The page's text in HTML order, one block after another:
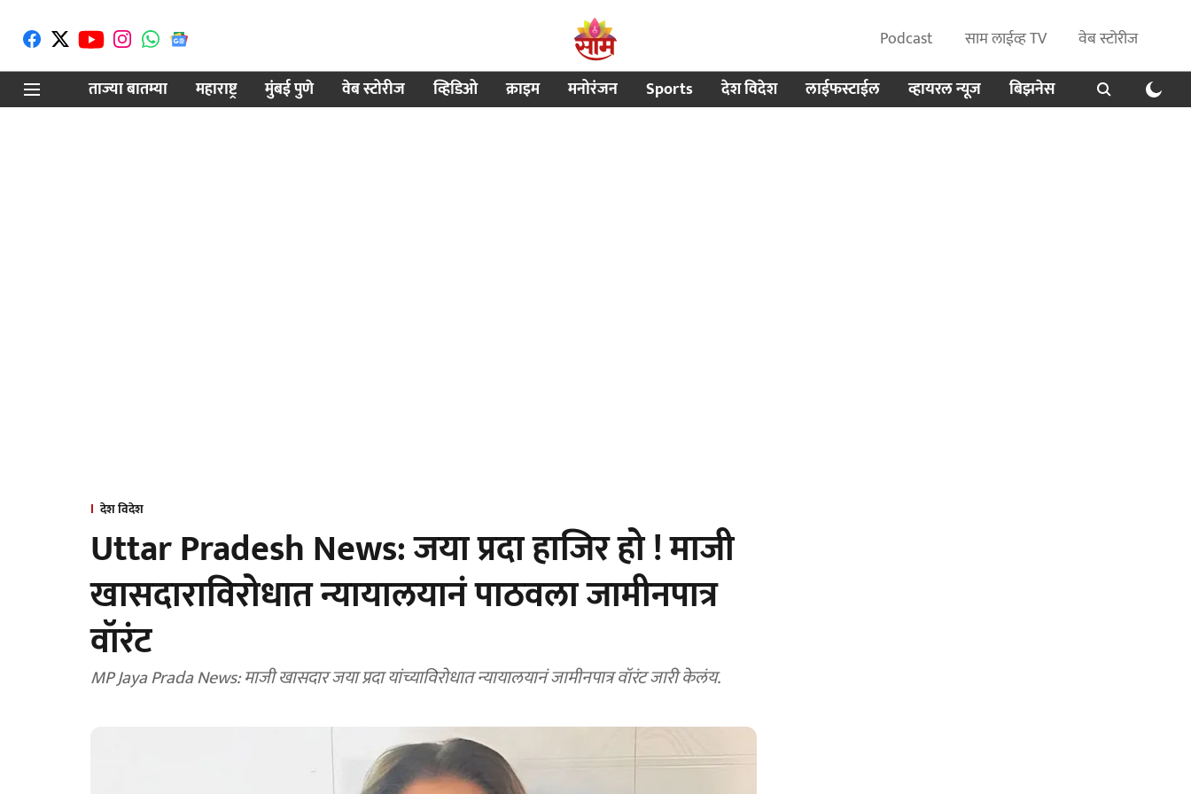
Podcast साम लाईव्ह TV
वेब स्टोरीज
ताज्या बातम्या
महाराष्ट्र मुंबई पुणे वेब स्टोरीज व्हिडिओ क्राइम मनोरंजन Sports देश विदेश लाईफस्टाईल व्हायरल न्यूज बिझनेस
देश विदेश
Uttar Pradesh News: जया प्रदा हाजिर हो ! माजी
खासदाराविरोधात न्यायालयानं पाठवला जामीनपात्र
वॉरंट
MP Jaya Prada News: माजी खासदार जया प्रदा यांच्याविरोधात न्यायालयानं जामीनपात्र वॉरंट जारी केलंय.